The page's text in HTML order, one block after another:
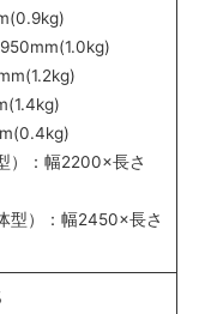
）：幅2200×長さ
型）：幅2450×長さ